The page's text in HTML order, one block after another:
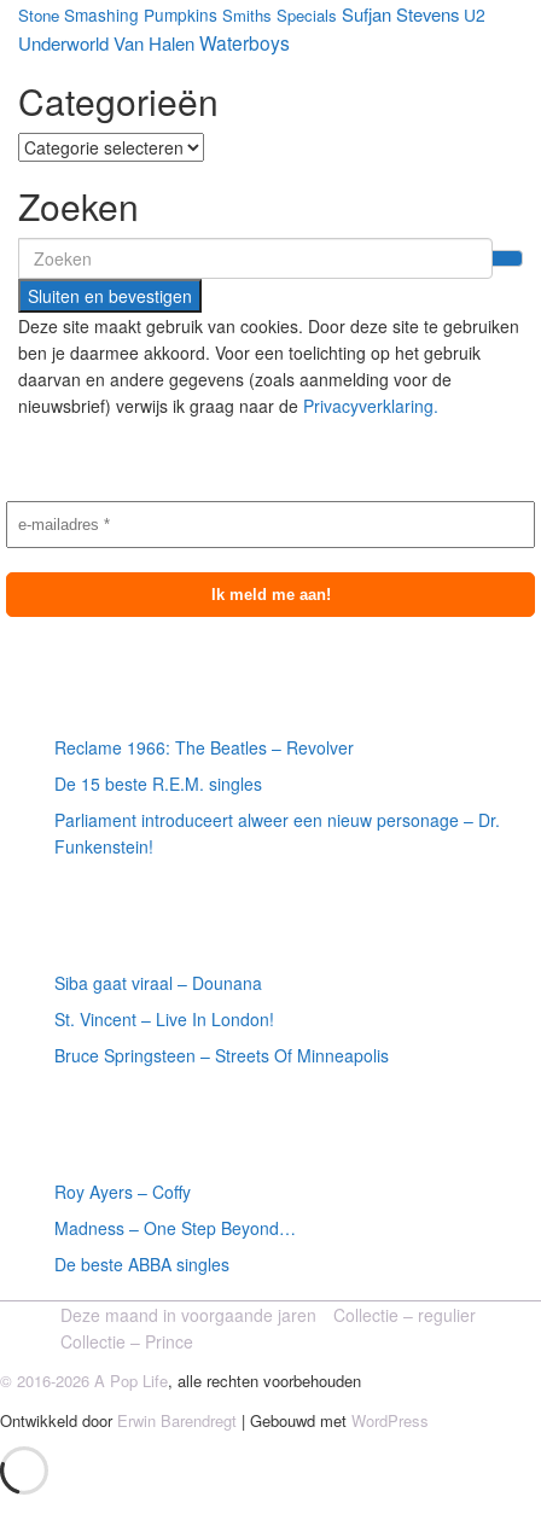
Stone Smashing Pumpkins Smiths Specials Sufjan Stevens U2
UnderworldVan HalenWaterboys
Categorieën
Categorieën
Zoeken
Search
for:
Deze site maakt gebruik van cookies. Door deze site te gebruiken
ben je daarmee akkoord. Voor een toelichting op het gebruik
daarvan en andere gegevens (zoals aanmelding voor de
nieuwsbrief) verwijs ik graag naar de Privacyverklaring.
Reclame 1966: The Beatles – Revolver
De 15 beste R.E.M. singles
Parliament introduceert alweer een nieuw personage – Dr.
Funkenstein!
Siba gaat viraal – Dounana
St. Vincent – Live In London!
Bruce Springsteen – Streets Of Minneapolis
Roy Ayers – Coffy
Madness – One Step Beyond…
De beste ABBA singles
Deze maand in voorgaande jaren
Collectie – regulier
Collectie – Prince
© 2016-2026 A Pop Life, alle rechten voorbehouden
Ontwikkeld door Erwin Barendregt | Gebouwd met WordPress